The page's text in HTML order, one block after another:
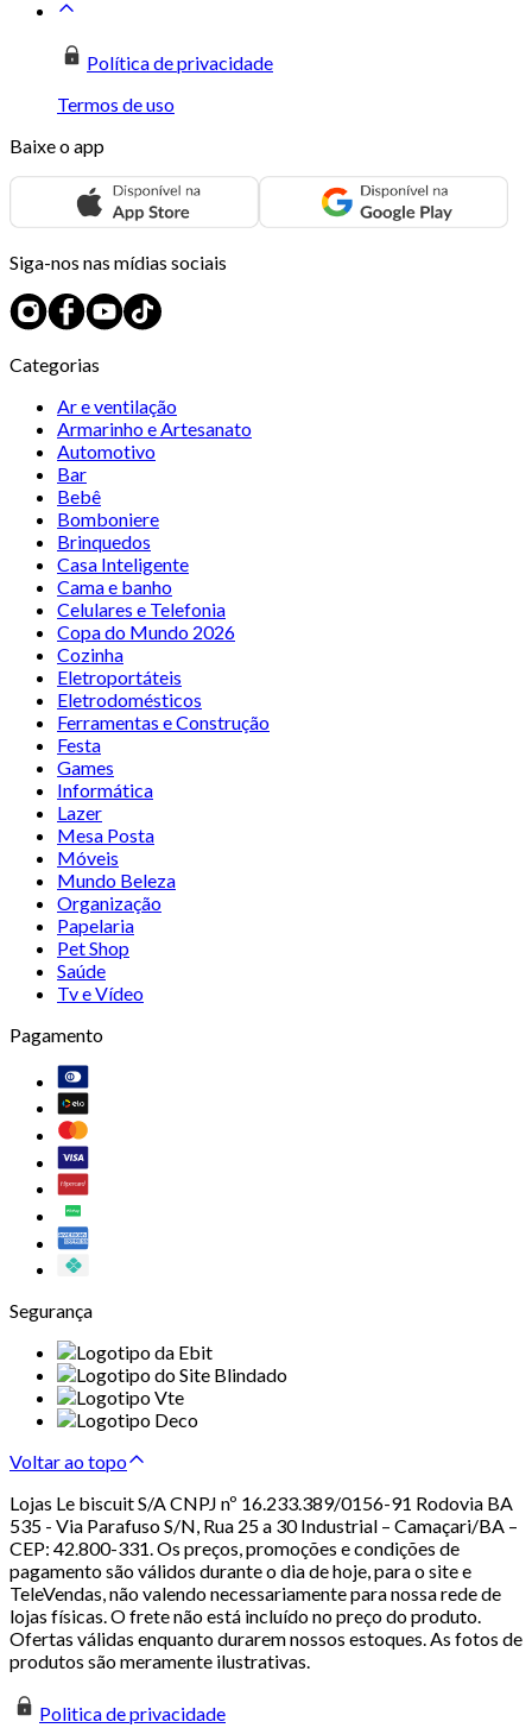
Política de privacidade
Termos de uso
Baixe o app
Siga-nos nas mídias sociais
Categorias
Ar e ventilação
Armarinho e Artesanato
Automotivo
Bar
Bebê
Bomboniere
Brinquedos
Casa Inteligente
Cama e banho
Celulares e Telefonia
Copa do Mundo 2026
Cozinha
Eletroportáteis
Eletrodomésticos
Ferramentas e Construção
Festa
Games
Informática
Lazer
Mesa Posta
Móveis
Mundo Beleza
Organização
Papelaria
Pet Shop
Saúde
Tv e Vídeo
Pagamento
Segurança
Voltar ao topo
Lojas Le biscuit S/A CNPJ nº 16.233.389/0156-91 Rodovia BA
535 - Via Parafuso S/N, Rua 25 a 30 Industrial – Camaçari/BA –
CEP: 42.800-331. Os preços, promoções e condições de
pagamento são válidos durante o dia de hoje, para o site e
TeleVendas, não valendo necessariamente para nossa rede de
lojas físicas. O frete não está incluído no preço do produto.
Ofertas válidas enquanto durarem nossos estoques. As fotos de
produtos são meramente ilustrativas.
Politica de privacidade